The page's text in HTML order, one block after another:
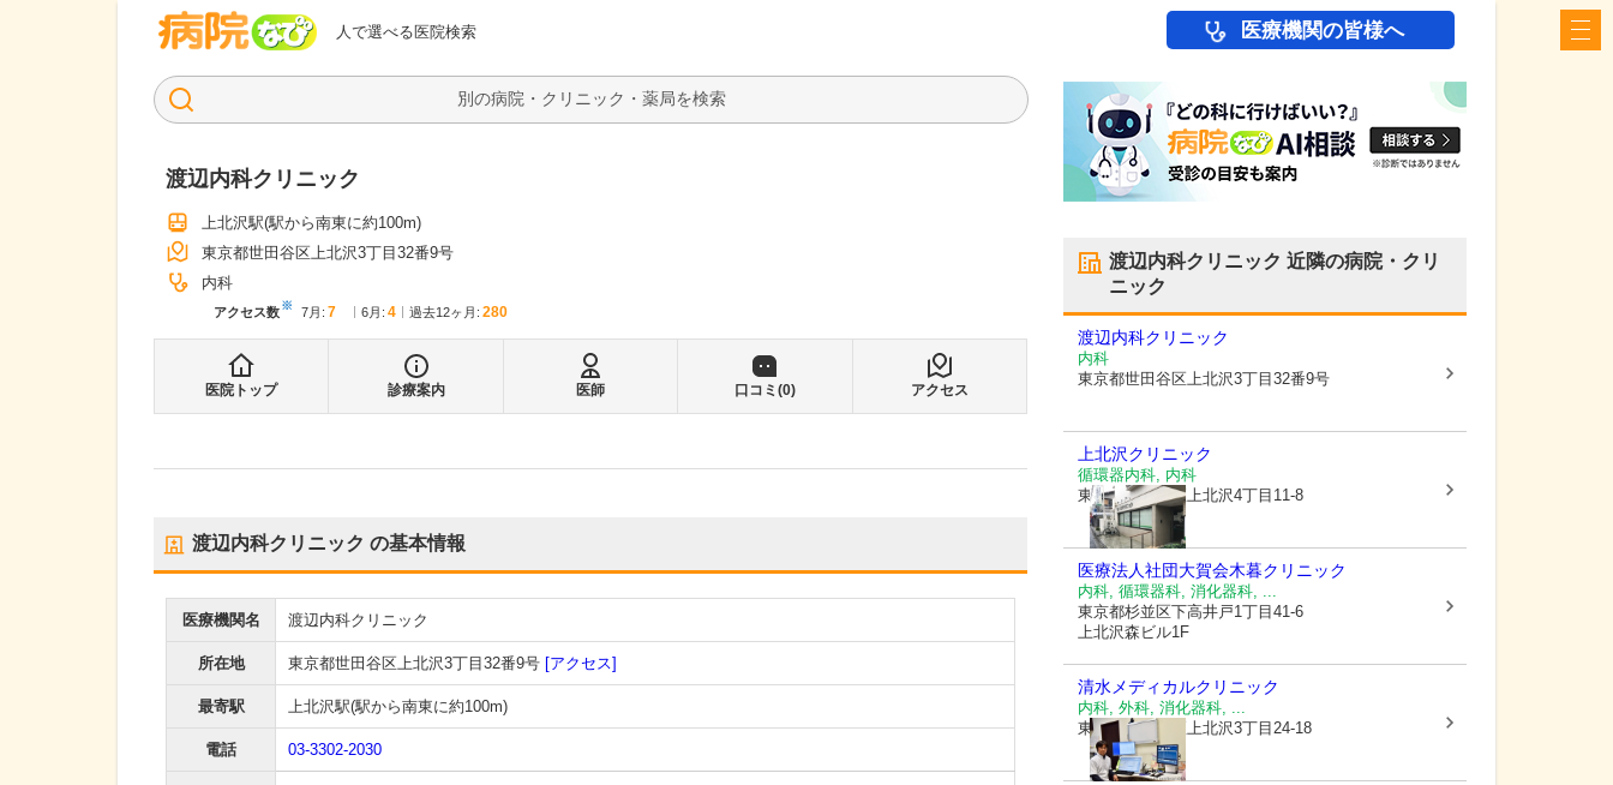
人で選べる医院検索
病院なび 医療機関の皆様へ
検索
渡辺内科クリニック
上北沢駅(駅から南東に約100m)
東京都世田谷区上北沢3丁目32番9号
内科
アクセス数※ 7月 : 7 6月 : 4 過去12ヶ月: 280
医院トップ 診療案内 医師 口コミ(0) アクセス
渡辺内科クリニック の基本情報
医療機関名 渡辺内科クリニック
所在地 東京都世田谷区上北沢3丁目32番9号 [アクセス]
最寄駅 上北沢駅(駅から南東に約100m)
電話 03-3302-2030
渡辺内科クリニック 近隣の病院・クリ
ニック
渡辺内科クリニック
内科
東京都世田谷区上北沢3丁目32番9号
上北沢クリニック
循環器内科, 内科
東京都世田谷区上北沢4丁目11-8
医療法人社団大賀会木暮クリニック
内科, 循環器科, 消化器科, ...
東京都杉並区下高井戸1丁目41-6
上北沢森ビル1F
清水メディカルクリニック
内科, 外科, 消化器科, ...
東京都世田谷区上北沢3丁目24-18